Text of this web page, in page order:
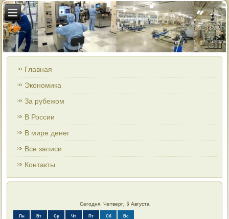
Главная
Экономика
За рубежом
В России
В мире денег
Все записи
Контакты
Сегодня: Четверг, 6 Августа
Пн Вт Ср Чт Пт Сб Вс